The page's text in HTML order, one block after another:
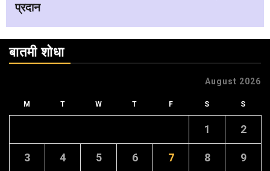
प्रदान
बातमी शोधा
August 2026
M T W T F S S
1 2
3 4 5 6 7 8 9